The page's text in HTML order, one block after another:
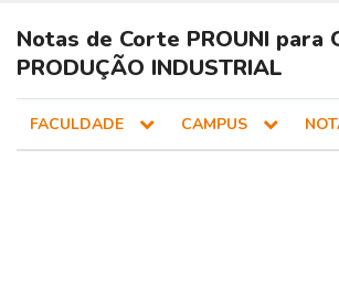
Notas de Corte PROUNI para
PRODUÇÃO INDUSTRIAL
FACULDADE CAMPUS